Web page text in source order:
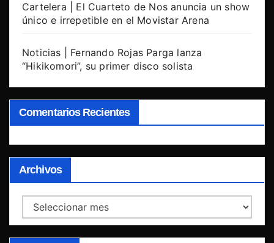
Cartelera | El Cuarteto de Nos anuncia un show
único e irrepetible en el Movistar Arena
Noticias | Fernando Rojas Parga lanza
“Hikikomori”, su primer disco solista
Comentarios Recientes
Archivos
Archivos